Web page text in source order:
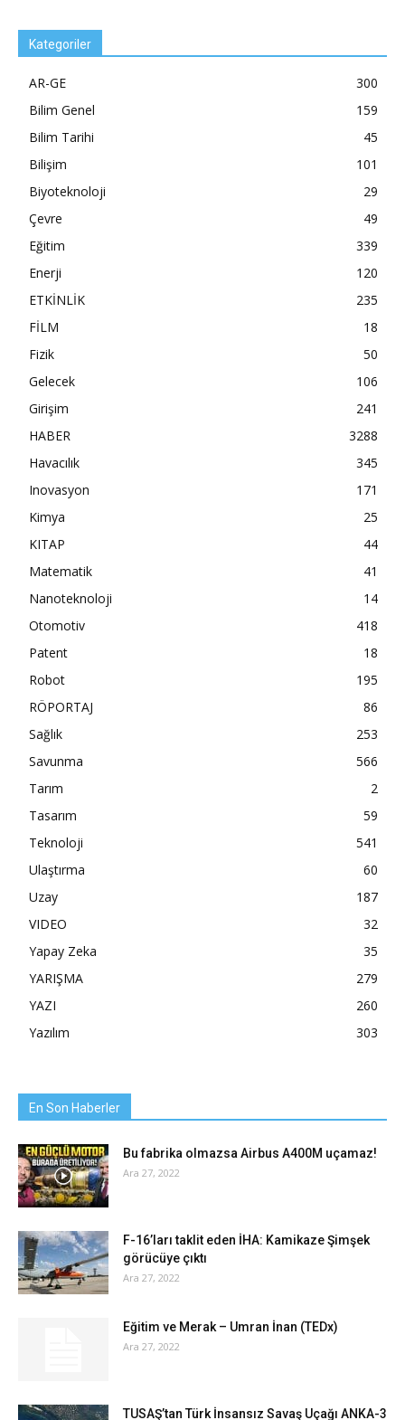
Kategoriler
AR-GE
300
Bilim Genel
159
Bilim Tarihi
45
Bilişim
101
Biyoteknoloji
29
Çevre
49
Eğitim
339
Enerji
120
ETKİNLİK
235
FİLM
18
Fizik
50
Gelecek
106
Girişim
241
HABER
3288
Havacılık
345
Inovasyon
171
Kimya
25
KITAP
44
Matematik
41
Nanoteknoloji
14
Otomotiv
418
Patent
18
Robot
195
RÖPORTAJ
86
Sağlık
253
Savunma
566
Tarım
2
Tasarım
59
Teknoloji
541
Ulaştırma
60
Uzay
187
VIDEO
32
Yapay Zeka
35
YARIŞMA
279
YAZI
260
Yazılım
303
En Son Haberler
Bu fabrika olmazsa Airbus A400M uçamaz!
Ara 27, 2022
F-16’ları taklit eden İHA: Kamikaze Şimşek
görücüye çıktı
Ara 27, 2022
Eğitim ve Merak – Umran İnan (TEDx)
Ara 27, 2022
TUSAŞ’tan Türk İnsansız Savaş Uçağı ANKA-3